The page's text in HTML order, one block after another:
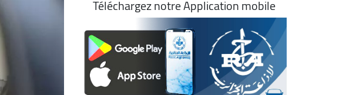
Téléchargez notre Application mobile